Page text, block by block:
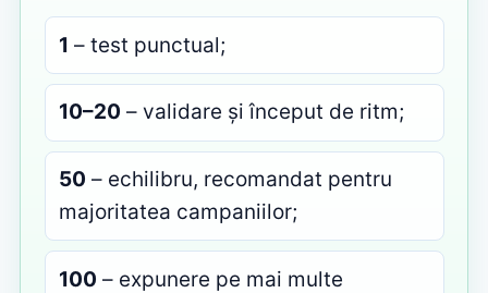
1 – test punctual;
10–20 – validare și început de ritm;
50 – echilibru, recomandat pentru
majoritatea campaniilor;
100 – expunere pe mai multe